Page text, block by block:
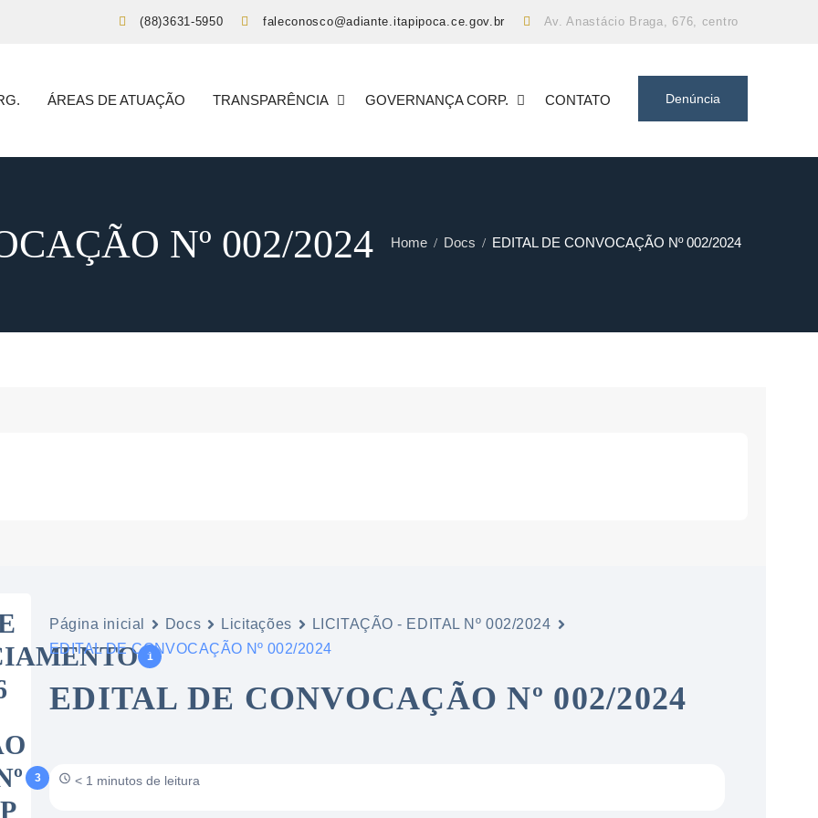
(88)3631-5950 faleconosco@adiante.itapipoca.ce.gov.br Av. Anastácio Braga, 676, centro
Denúncia
ÁREAS DE ATUAÇÃO TRANSPARÊNCIA GOVERNANÇA CORP. CONTATO
Nº 002/2024 Home Docs EDITAL DE CONVOCAÇÃO Nº 002/2024
1
3
Página inicial Docs Licitações
LICITAÇÃO - EDITAL Nº 002/2024
EDITAL DE CONVOCAÇÃO Nº 002/2024
EDITAL DE CONVOCAÇÃO Nº 002/2024
< 1 minutos de leitura